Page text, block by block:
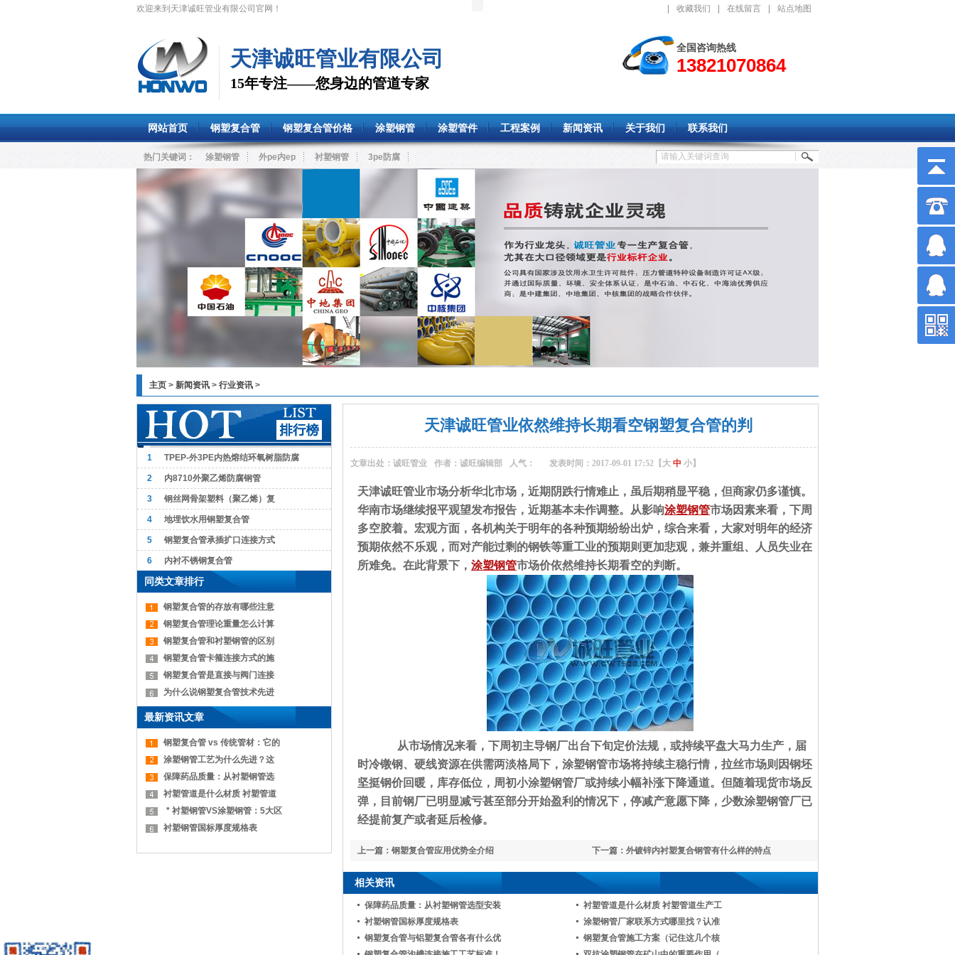
欢迎来到天津诚旺管业有限公司官网！ 收藏我们 在线留言 站点地图
天津诚旺管业有限公司
15年专注——您身边的管道专家
全国咨询热线
13821070864
网站首页 钢塑复合管 钢塑复合管价格 涂塑钢管 涂塑管件 工程案例 新闻资讯 关于我们 联系我们
热门关键词： 涂塑钢管 外pe内ep 衬塑钢管 3pe防腐
主页 > 新闻资讯 > 行业资讯 >
1 TPEP-外3PE内热熔结环氧树脂防腐
2 内8710外聚乙烯防腐钢管
3 钢丝网骨架塑料（聚乙烯）复
4 地埋饮水用钢塑复合管
5 钢塑复合管承插扩口连接方式
6 内衬不锈钢复合管
同类文章排行
钢塑复合管的存放有哪些注意
钢塑复合管理论重量怎么计算
钢塑复合管和衬塑钢管的区别
钢塑复合管卡箍连接方式的施
钢塑复合管是直接与阀门连接
为什么说钢塑复合管技术先进
最新资讯文章
钢塑复合管 vs 传统管材：它的
涂塑钢管工艺为什么先进？这
保障药品质量：从衬塑钢管选
衬塑管道是什么材质 衬塑管道
＂衬塑钢管VS涂塑钢管：5大区
衬塑钢管国标厚度规格表
天津诚旺管业依然维持长期看空钢塑复合管的判
文章出处：诚旺管业 作者：诚旺编辑部 人气： 发表时间：2017-09-01 17:52【 大 中 小】
天津诚旺管业市场分析华北市场，近期阴跌行情难止，虽后期稍显平稳，但商家仍多谨慎。
华南市场继续报平观望发布报告，近期基本未作调整。从影响涂塑钢管市场因素来看，下周
多空胶着。宏观方面，各机构关于明年的各种预期纷纷出炉，综合来看，大家对明年的经济
预期依然不乐观，而对产能过剩的钢铁等重工业的预期则更加悲观，兼并重组、人员失业在
所难免。在此背景下， 涂塑钢管市场价依然维持长期看空的判断。
从市场情况来看，下周初主导钢厂出台下旬定价法规，或持续平盘大马力生产，届
时冷镦钢、硬线资源在供需两淡格局下，涂塑钢管市场将持续主稳行情，拉丝市场则因钢坯
坚挺钢价回暖，库存低位，周初小涂塑钢管厂或持续小幅补涨下降通道。但随着现货市场反
弹，目前钢厂已明显减亏甚至部分开始盈利的情况下，停减产意愿下降，少数涂塑钢管厂已
经提前复产或者延后检修。
下一篇： 外镀锌内衬塑复合钢管有什么样的特点
上一篇： 钢塑复合管应用优势全介绍
相关资讯
保障药品质量：从衬塑钢管选型安装
衬塑管道是什么材质 衬塑管道生产工
衬塑钢管国标厚度规格表
涂塑钢管厂家联系方式哪里找？认准
钢塑复合管与铝塑复合管各有什么优
钢塑复合管施工方案（记住这几个核